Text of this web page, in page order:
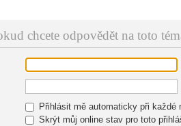
chcete odpovědět na toto
Přihlásit mě automaticky při každé
Skrýt můj online stav pro toto